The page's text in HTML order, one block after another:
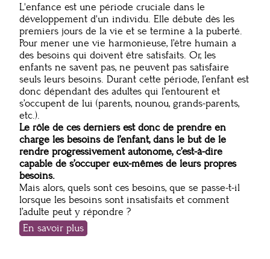
L'enfance est une période cruciale dans le
développement d'un individu. Elle débute dès les
premiers jours de la vie et se termine à la puberté.
Pour mener une vie harmonieuse, l’être humain a
des besoins qui doivent être satisfaits. Or, les
enfants ne savent pas, ne peuvent pas satisfaire
seuls leurs besoins. Durant cette période, l’enfant est
donc dépendant des adultes qui l’entourent et
s’occupent de lui (parents, nounou, grands-parents,
etc.).
Le rôle de ces derniers est donc de prendre en
charge les besoins de l’enfant, dans le but de le
rendre progressivement autonome, c’est-à-dire
capable de s’occuper eux-mêmes de leurs propres
besoins.
Mais alors, quels sont ces besoins, que se passe-t-il
lorsque les besoins sont insatisfaits et comment
l’adulte peut y répondre ?
En savoir plus
Mes